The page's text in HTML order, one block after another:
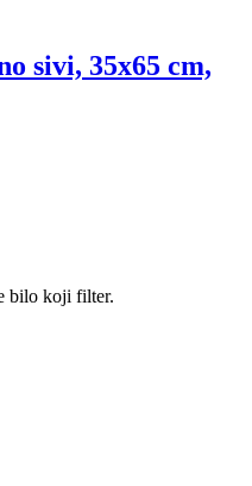
sivi, 35x65 cm,
bilo koji filter.